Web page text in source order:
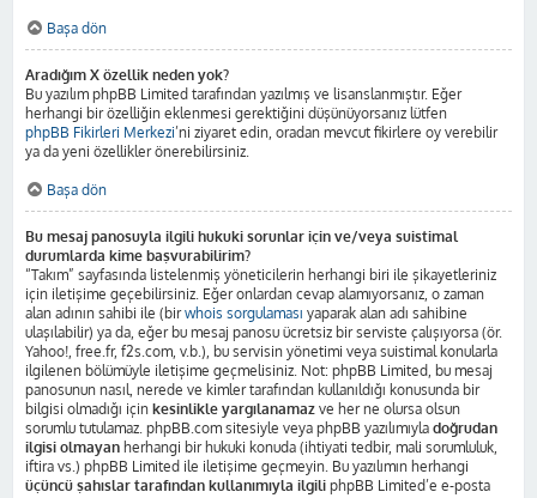
Başa dön
Aradığım X özellik neden yok?
Bu yazılım phpBB Limited tarafından yazılmış ve lisanslanmıştır. Eğer
herhangi bir özelliğin eklenmesi gerektiğini düşünüyorsanız lütfen
phpBB Fikirleri Merkezi’ni ziyaret edin, oradan mevcut fikirlere oy verebilir
ya da yeni özellikler önerebilirsiniz.
Başa dön
Bu mesaj panosuyla ilgili hukuki sorunlar için ve/veya suistimal
durumlarda kime başvurabilirim?
“Takım” sayfasında listelenmiş yöneticilerin herhangi biri ile şikayetleriniz
için iletişime geçebilirsiniz. Eğer onlardan cevap alamıyorsanız, o zaman
alan adının sahibi ile (birwhois sorgulaması yaparak alan adı sahibine
ulaşılabilir) ya da, eğer bu mesaj panosu ücretsiz bir serviste çalışıyorsa (ör.
Yahoo!, free.fr, f2s.com, v.b.), bu servisin yönetimi veya suistimal konularla
ilgilenen bölümüyle iletişime geçmelisiniz. Not: phpBB Limited, bu mesaj
panosunun nasıl, nerede ve kimler tarafından kullanıldığı konusunda bir
bilgisi olmadığı için kesinlikle yargılanamaz ve her ne olursa olsun
sorumlu tutulamaz. phpBB.com sitesiyle veya phpBB yazılımıyla doğrudan
ilgisi olmayan herhangi bir hukuki konuda (ihtiyati tedbir, mali sorumluluk,
iftira vs.) phpBB Limited ile iletişime geçmeyin. Bu yazılımın herhangi
üçüncü şahıslar tarafından kullanımıyla ilgili phpBB Limited’e e-posta